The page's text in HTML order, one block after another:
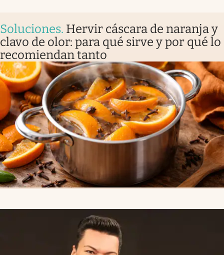
Soluciones. Hervir cáscara de naranja y
clavo de olor: para qué sirve y por qué lo
recomiendan tanto